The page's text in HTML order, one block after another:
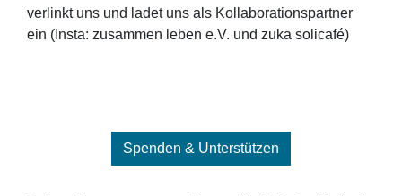
verlinkt uns und ladet uns als Kollaborationspartner
ein (Insta: zusammen leben e.V. und zuka solicafé)
Spenden & Unterstützen